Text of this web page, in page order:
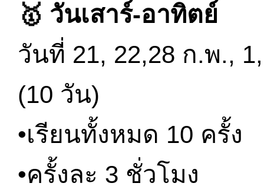
🥇 วันเสาร์-อาทิตย์
วันที่ 21, 22,28 ก.พ.,
(10 วัน)
•เรียนทั้งหมด 10 ครั้ง
•ครั้งละ 3 ชั่วโมง